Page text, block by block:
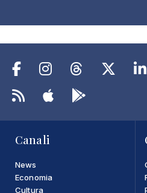
Canali
News
Economia
Cultura